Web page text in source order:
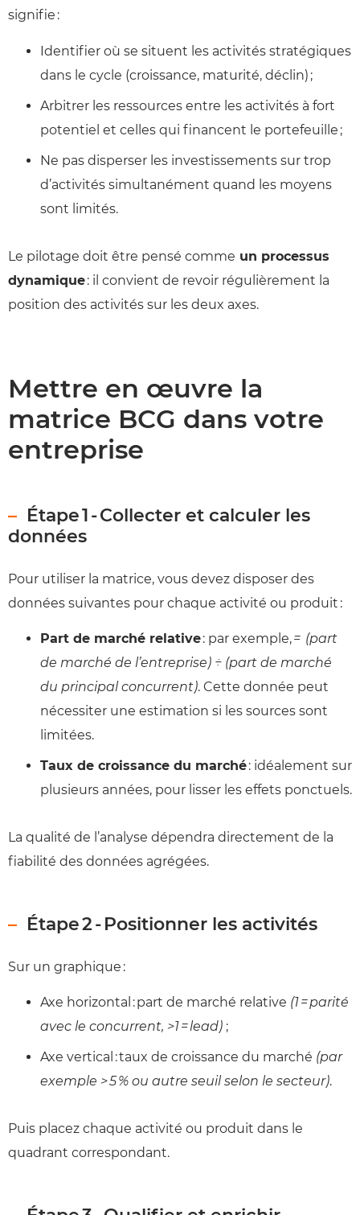
signifie :
Identifier où se situent les activités stratégiques
dans le cycle (croissance, maturité, déclin) ;
Arbitrer les ressources entre les activités à fort
potentiel et celles qui financent le portefeuille ;
Ne pas disperser les investissements sur trop
d’activités simultanément quand les moyens
sont limités.
Le pilotage doit être pensé comme un processus
dynamique: il convient de revoir régulièrement la
position des activités sur les deux axes.
Mettre en œuvre la
matrice BCG dans votre
entreprise
Étape 1 - Collecter et calculer les
données
Pour utiliser la matrice, vous devez disposer des
données suivantes pour chaque activité ou produit :
Part de marché relative: par exemple,= (part
de marché de l’entreprise) ÷ (part de marché
du principal concurrent). Cette donnée peut
nécessiter une estimation si les sources sont
limitées.
Taux de croissance du marché: idéalement sur
plusieurs années, pour lisser les effets ponctuels.
La qualité de l’analyse dépendra directement de la
fiabilité des données agrégées.
Étape 2 - Positionner les activités
Sur un graphique :
Axe horizontal : part de marché relative (1 = parité
avec le concurrent, >1 = lead) ;
Axe vertical : taux de croissance du marché (par
exemple > 5 % ou autre seuil selon le secteur).
Puis placez chaque activité ou produit dans le
quadrant correspondant.